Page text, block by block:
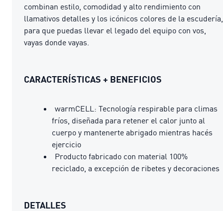
combinan estilo, comodidad y alto rendimiento con
llamativos detalles y los icónicos colores de la escudería,
para que puedas llevar el legado del equipo con vos,
vayas donde vayas.
CARACTERÍSTICAS + BENEFICIOS
warmCELL: Tecnología respirable para climas
fríos, diseñada para retener el calor junto al
cuerpo y mantenerte abrigado mientras hacés
ejercicio
Producto fabricado con material 100%
reciclado, a excepción de ribetes y decoraciones
DETALLES